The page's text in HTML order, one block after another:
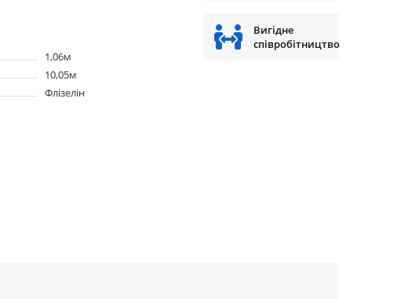
1,06м
10,05м
Флізелін
Вигідне
співробітництво